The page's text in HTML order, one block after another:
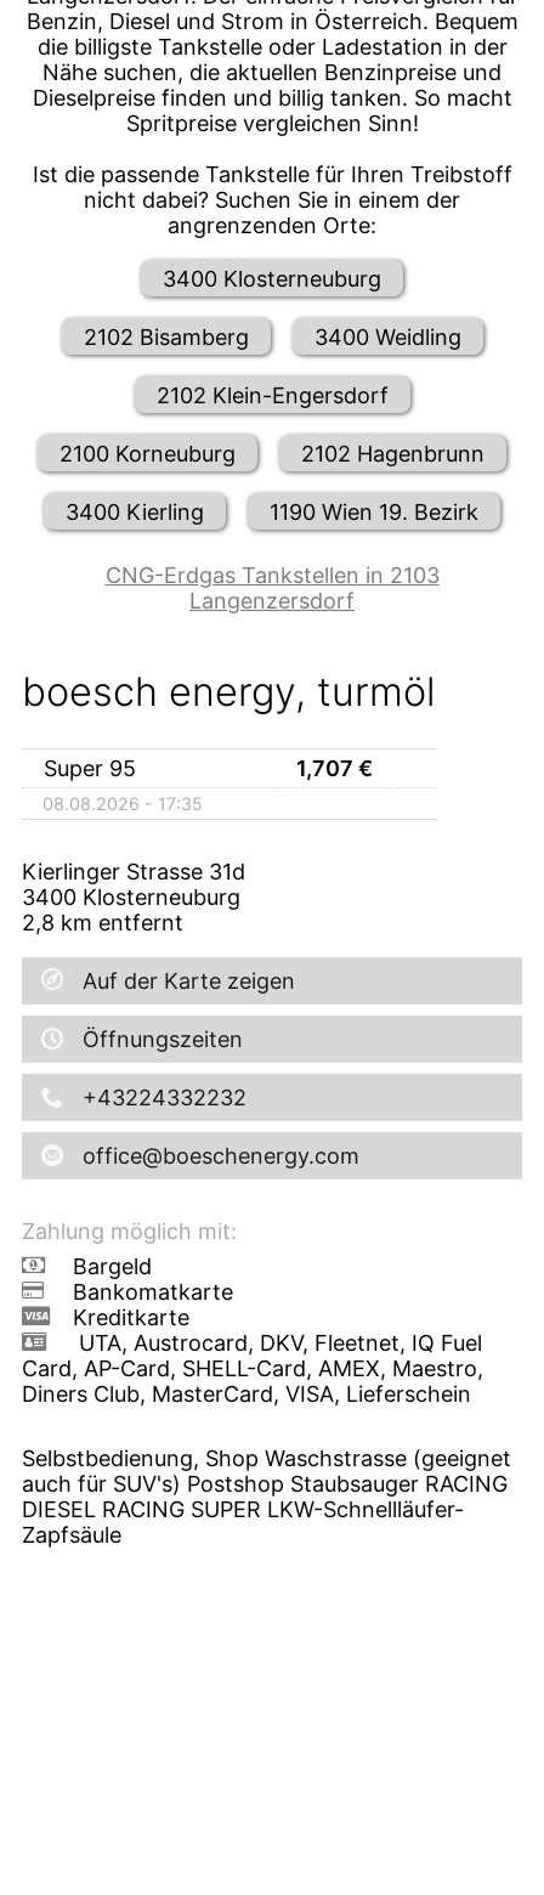
Benzin, Diesel und Strom in Österreich. Bequem
die billigste Tankstelle oder Ladestation in der
Nähe suchen, die aktuellen Benzinpreise und
Dieselpreise finden und billig tanken. So macht
Spritpreise vergleichen Sinn!
Ist die passende Tankstelle für Ihren Treibstoff
nicht dabei? Suchen Sie in einem der
angrenzenden Orte:
3400 Klosterneuburg
2102 Bisamberg 3400 Weidling
2102 Klein-Engersdorf
2100 Korneuburg 2102 Hagenbrunn
3400 Kierling 1190 Wien 19. Bezirk
CNG-Erdgas Tankstellen in 2103
Langenzersdorf
boesch energy, turmöl
Super 95 1,707 €
08.08.2026 - 17:35
Kierlinger Strasse 31d
3400 Klosterneuburg
2,8 km entfernt
Auf der Karte zeigen
Öffnungszeiten
+43224332232
office@boeschenergy.com
Zahlung möglich mit:
Bargeld
Bankomatkarte
Kreditkarte
UTA, Austrocard, DKV, Fleetnet, IQ Fuel
Card, AP-Card, SHELL-Card, AMEX, Maestro,
Diners Club, MasterCard, VISA, Lieferschein
Selbstbedienung, Shop Waschstrasse (geeignet
auch für SUV's) Postshop Staubsauger RACING
DIESEL RACING SUPER LKW-Schnellläufer-
Zapfsäule